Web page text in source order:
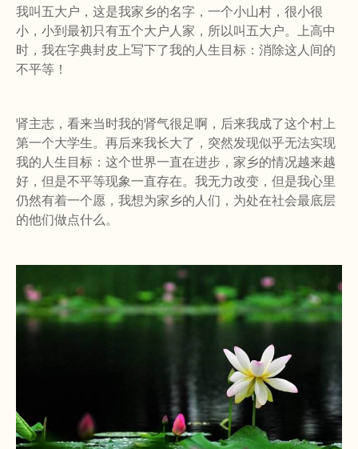
我叫五大户，这是我家乡的名字，一个小山村，很小很
小，小到最初只有五个大户人家，所以叫五大户。上高中
时，我在字典封皮上写下了我的人生目标：消除这人间的
不平等！
肾主志，看来当时我的肾气很足啊，后来我成了这个村上
第一个大学生。再后来我长大了，突然发现似乎无法实现
我的人生目标：这个世界一直在进步，家乡的情况越来越
好，但是不平等现象一直存在。我无力改变，但是我心里
仍然有着一个愿，我想为家乡的人们，为处在社会最底层
的他们做点什么。